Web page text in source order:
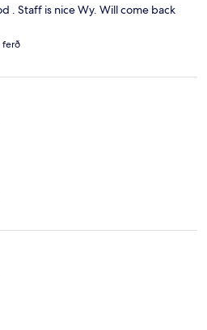
. Staff is nice Wy. Will come back
ferð